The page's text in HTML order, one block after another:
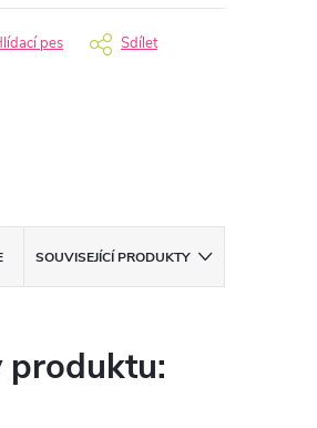
pes Sdílet
SOUVISEJÍCÍ PRODUKTY
produktu: